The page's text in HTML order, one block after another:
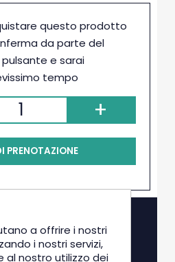
questo prodotto
da parte del
e sarai
tempo
+
PRENOTAZIONE
a offrire i nostri
i nostri servizi,
al nostro utilizzo dei